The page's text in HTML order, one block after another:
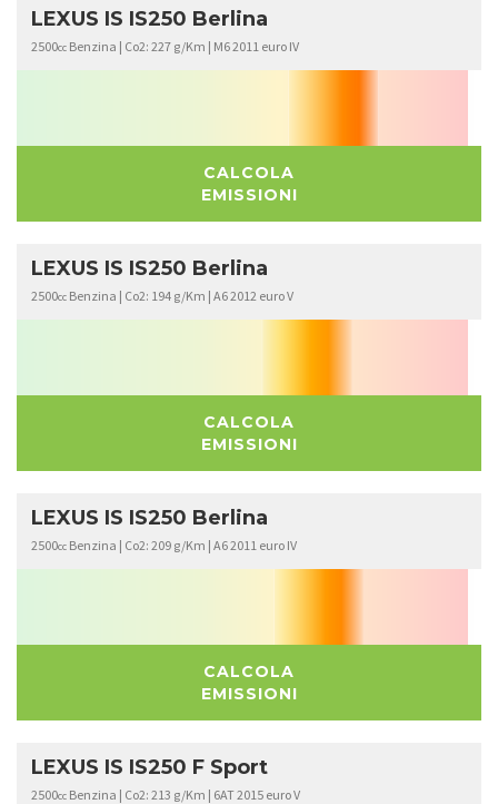
LEXUS IS IS250 Berlina
2500cc Benzina | Co2: 227 g/Km | M6 2011 euro IV
CALCOLA
EMISSIONI
LEXUS IS IS250 Berlina
2500cc Benzina | Co2: 194 g/Km | A6 2012 euro V
CALCOLA
EMISSIONI
LEXUS IS IS250 Berlina
2500cc Benzina | Co2: 209 g/Km | A6 2011 euro IV
CALCOLA
EMISSIONI
LEXUS IS IS250 F Sport
2500cc Benzina | Co2: 213 g/Km | 6AT 2015 euro V